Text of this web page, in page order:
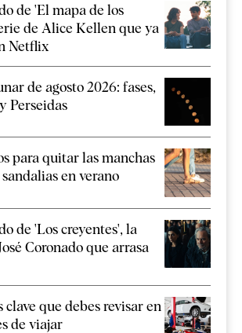
de 'El mapa de los
de Alice Kellen que ya
Netflix
de agosto 2026: fases,
Perseidas
para quitar las manchas
en verano
de 'Los creyentes', la
Coronado que arrasa
clave que debes revisar en
de viajar